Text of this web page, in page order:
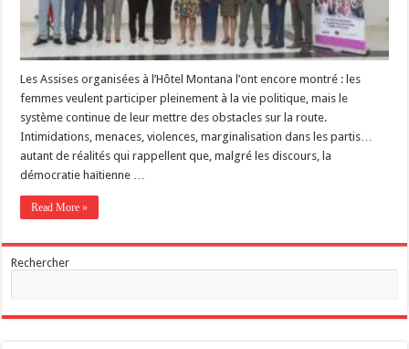
‎Les Assises organisées à l’Hôtel Montana l’ont encore montré : les
femmes veulent participer pleinement à la vie politique, mais le
système continue de leur mettre des obstacles sur la route.
‎Intimidations, menaces, violences, marginalisation dans les partis…
autant de réalités qui rappellent que, malgré les discours, la
démocratie haïtienne …
Read More »
Rechercher